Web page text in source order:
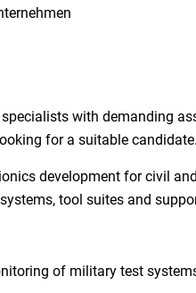
with demanding
for a suitable candidate.
development for civil
tool suites and
of military test